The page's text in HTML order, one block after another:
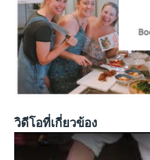
วิดีโอที่เกี่ยวข้อง